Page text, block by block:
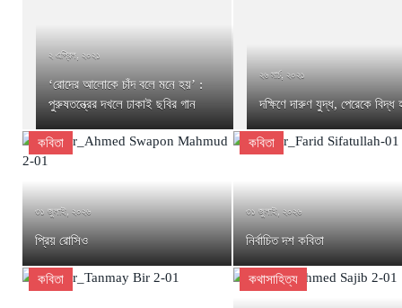
২ এপ্রিল, ২০২১
‘রোদের আলোকে চাঁদ বলে মনে হয়’ :
পুরুষতন্ত্রের দখলে ঢাকাই ছবির গান
২৬ মার্চ, ২০২১
দক্ষিণে দারুণ যুদ্ধ, পেরেকে বিদ্ধ
কবিতা
৩১ জুলাই, ২০২৬
প্রিয় রোসিও
কবিতা
৩১ জুলাই, ২০২৬
নির্বাচিত দশ কবিতা
কবিতা কথাসাহিত্য